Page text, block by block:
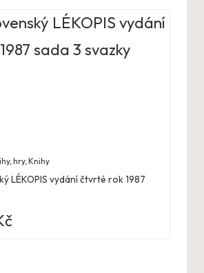
hry,Knihy
LÉKOPIS vydání čtvrté rok 1987